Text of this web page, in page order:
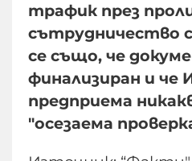
трафик през
сътрудничество
се също, че
финализиран и че
предприема
"осезаема